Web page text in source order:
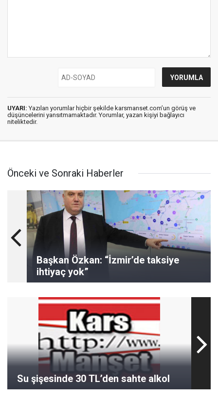
UYARI: Yazılan yorumlar hiçbir şekilde karsmanset.com’un görüş ve
düşüncelerini yansıtmamaktadır. Yorumlar, yazan kişiyi bağlayıcı
niteliktedir.
Önceki ve Sonraki Haberler
Başkan Özkan: “İzmir’de taksiye
ihtiyaç yok”
Su şişesinde 30 TL’den sahte alkol